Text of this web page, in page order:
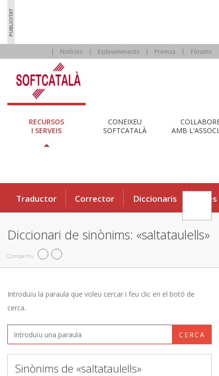
Notícies Esdeveniments Premsa Fòrums
RECURSOS
I SERVEIS
CONEIXEU
SOFTCATALÀ
AMB
Traductor Corrector Diccionaris Eines
Diccionari de sinònims: «saltataulells»
Compartiu
Introduïu la paraula que voleu cercar i feu clic en el botó de
cerca.
CERCA
Sinònims de «saltataulells»